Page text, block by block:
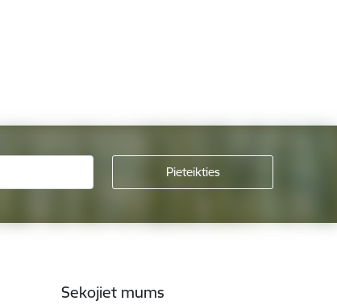
Sekojiet mums